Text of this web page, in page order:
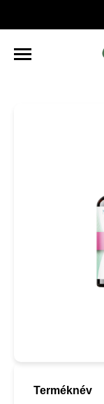
Terméknév